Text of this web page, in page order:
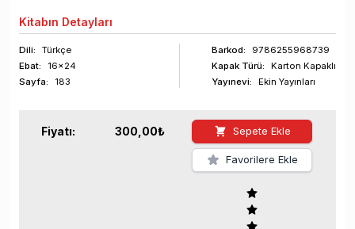
Kitabın Detayları
Dili:
Türkçe
Ebat:
16x24
Sayfa: 183
Barkod:
9786255968739
Kapak Türü:
Karton Kapaklı
Yayınevi:
Ekin Yayınları
Fiyatı: 300,00₺ Sepete Ekle
Favorilere Ekle